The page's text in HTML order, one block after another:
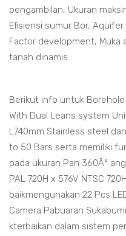
pengambilan, Ukuran
Efisiensi sumur Bor,
Factor development, Muka
tanah dinamis.
Berikut info untuk Borehole
With Dual Leans system
L740mm Stainless steel
to 50 Bars serta memiliki
pada ukuran Pan 360Â°
PAL 720H x 576V NTSC
baikmengunakan 22 Pcs
Camera Pabuaran
kterbaikan dalam sistem